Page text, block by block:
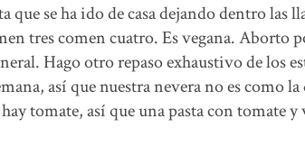
que se ha ido de casa dejando dentro las
tres comen cuatro. Es vegana. Aborto
Hago otro repaso exhaustivo de los
así que nuestra nevera no es como
tomate, así que una pasta con tomate y